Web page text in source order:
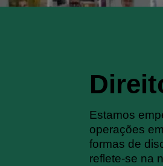
Estamos
operações
formas de
reflete-se na